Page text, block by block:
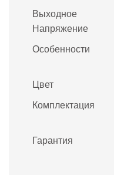
Выходное
Напряжение
Особенности
Цвет
Комплектация
Гарантия